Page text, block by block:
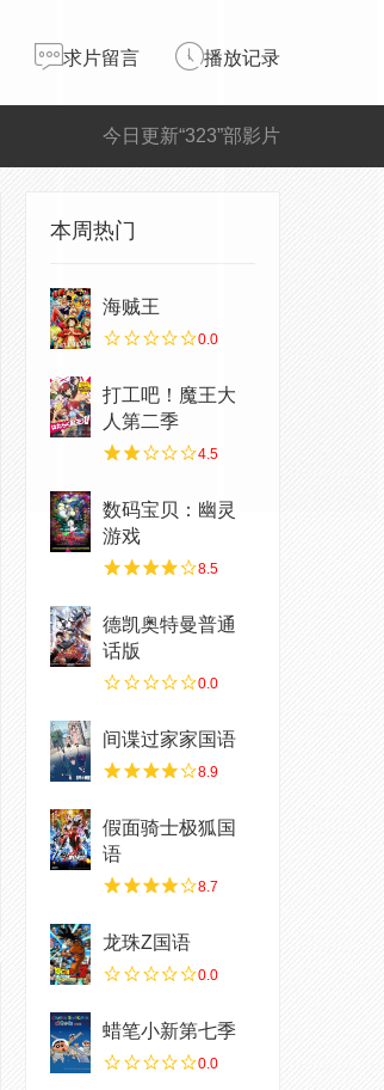
求片留言 播放记录
今日更新“323”部影片
本周热门
海贼王
0.0
打工吧！魔王大
人第二季
4.5
数码宝贝：幽灵
游戏
8.5
德凯奥特曼普通
话版
0.0
间谍过家家国语
8.9
假面骑士极狐国
语
8.7
龙珠Z国语
0.0
蜡笔小新第七季
0.0